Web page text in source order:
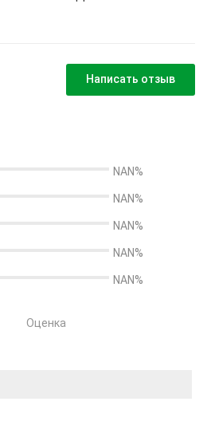
Написать отзыв
NAN%
NAN%
NAN%
NAN%
NAN%
Оценка